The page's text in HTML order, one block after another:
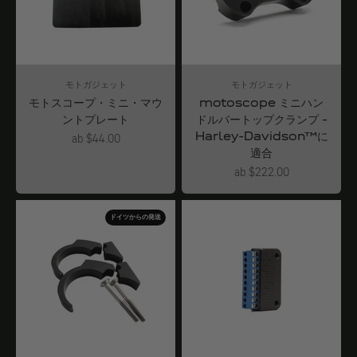
モトガジェット
モトスコープ・ミニ・マウ
ントプレート
Angebot
ab $44.00
モトガジェット
motoscope ミニハン
ドルバートップクランプ -
Harley-Davidson™に
適合
Angebot
ab $222.00
ドイツからの発送